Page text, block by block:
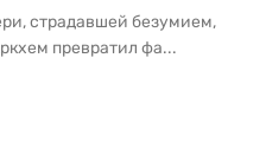
страдавшей безумием,
превратил фа...